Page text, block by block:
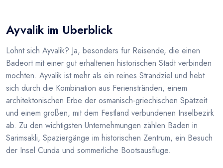
Ayvalik im Uberblick
Lohnt sich Ayvalik? Ja, besonders fur Reisende, die einen
Badeort mit einer gut erhaltenen historischen Stadt verbinden
mochten. Ayvalik ist mehr als ein reines Strandziel und hebt
sich durch die Kombination aus Ferienstränden, einem
architektonischen Erbe der osmanisch-griechischen Spätzeit
und einem großen, mit dem Festland verbundenen Inselbezirk
ab. Zu den wichtigsten Unternehmungen zählen Baden in
Sarimsakli, Spaziergänge im historischen Zentrum, ein Besuch
der Insel Cunda und sommerliche Bootsausfluge.